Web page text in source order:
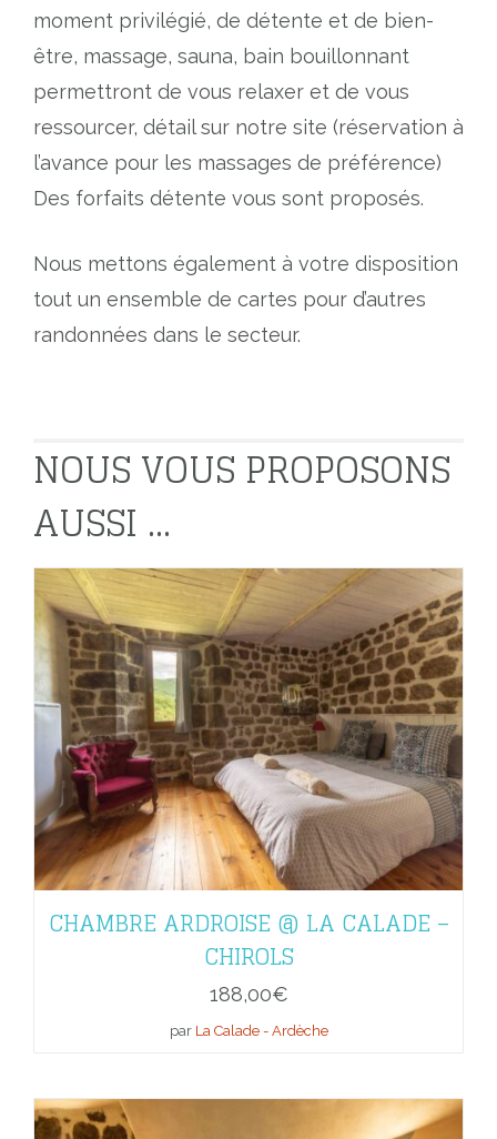
moment privilégié, de détente et de bien-
être, massage, sauna, bain bouillonnant
permettront de vous relaxer et de vous
ressourcer, détail sur notre site (réservation à
l’avance pour les massages de préférence)
Des forfaits détente vous sont proposés.
Nous mettons également à votre disposition
tout un ensemble de cartes pour d’autres
randonnées dans le secteur.
NOUS VOUS PROPOSONS
AUSSI ...
CHAMBRE ARDROISE @ LA CALADE –
CHIROLS
188,00€
par La Calade - Ardèche